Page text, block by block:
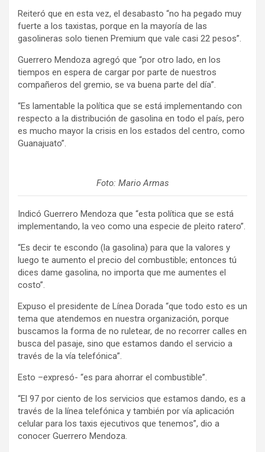
Reiteró que en esta vez, el desabasto “no ha pegado muy
fuerte a los taxistas, porque en la mayoría de las
gasolineras solo tienen Premium que vale casi 22 pesos”.
Guerrero Mendoza agregó que “por otro lado, en los
tiempos en espera de cargar por parte de nuestros
compañeros del gremio, se va buena parte del día”.
“Es lamentable la política que se está implementando con
respecto a la distribución de gasolina en todo el país, pero
es mucho mayor la crisis en los estados del centro, como
Guanajuato”.
Foto: Mario Armas
Indicó Guerrero Mendoza que “esta política que se está
implementando, la veo como una especie de pleito ratero”.
“Es decir te escondo (la gasolina) para que la valores y
luego te aumento el precio del combustible; entonces tú
dices dame gasolina, no importa que me aumentes el
costo”.
Expuso el presidente de Línea Dorada “que todo esto es un
tema que atendemos en nuestra organización, porque
buscamos la forma de no ruletear, de no recorrer calles en
busca del pasaje, sino que estamos dando el servicio a
través de la vía telefónica”.
Esto –expresó- “es para ahorrar el combustible”.
“El 97 por ciento de los servicios que estamos dando, es a
través de la línea telefónica y también por vía aplicación
celular para los taxis ejecutivos que tenemos”, dio a
conocer Guerrero Mendoza.